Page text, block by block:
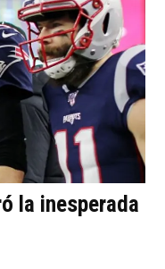
la inesperada